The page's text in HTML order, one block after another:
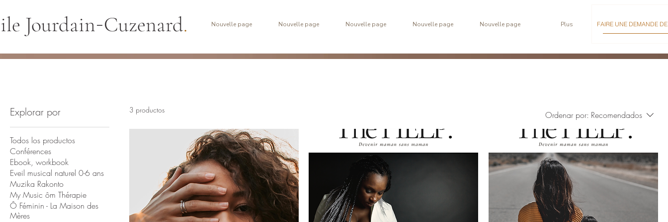
Jourdain-Cuzenard. Nouvelle page Nouvelle page Nouvelle page Nouvelle page Nouvelle page Plus FAIRE UNE DEMANDE
Explorar por
Todos los productos
Conférences
Ebook, workbook
Eveil musical naturel 0-6 ans
Muzika Rakonto
My Music ôm Thérapie
Ô Féminin - La Maison des
Mères
3 productos Ordenar por: Recomendados